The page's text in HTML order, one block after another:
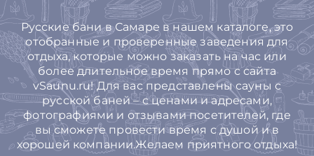
Русские бани в Самаре в нашем каталоге, это
отобранные и проверенные заведения для
отдыха, которые можно заказать на час или
более длительное время прямо с сайта
vSaunu.ru! Для вас представлены сауны с
русской баней – с ценами и адресами,
фотографиями и отзывами посетителей, где
вы сможете провести время с душой и в
хорошей компании.Желаем приятного отдыха!